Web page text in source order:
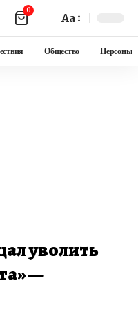
0
Aa
Общество Персоны
уволить
—